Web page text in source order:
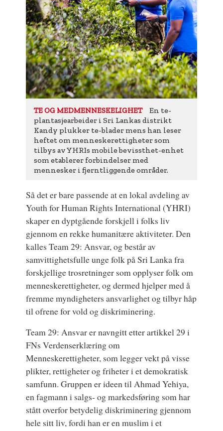
TE OG MEDMENNESKELIGHET
En te-
plantasjearbeider i Sri Lankas distrikt
Kandy plukker te-blader mens han leser
heftet om menneskerettigheter som
tilbys av YHRIs mobile bevissthet-enhet
som etablerer forbindelser med
mennesker i fjerntliggende områder.
Så det er bare passende at en lokal avdeling av
Youth for Human Rights International (YHRI)
skaper en dyptgående forskjell i folks liv
gjennom en rekke humanitære aktiviteter. Den
kalles Team 29: Ansvar, og består av
samvittighetsfulle unge folk på Sri Lanka fra
forskjellige trosretninger som opplyser folk om
menneskerettigheter, og dermed hjelper med å
fremme myndigheters ansvarlighet og tilbyr håp
til ofrene for vold og diskriminering.
Team 29: Ansvar er navngitt etter artikkel 29 i
FNs Verdenserklæring om
Menneskerettigheter, som legger vekt på visse
plikter, rettigheter og friheter i et demokratisk
samfunn. Gruppen er ideen til Ahmad Yehiya,
en fagmann i salgs- og markedsføring som har
stått overfor betydelig diskriminering gjennom
hele sitt liv, fordi han er en muslim i et